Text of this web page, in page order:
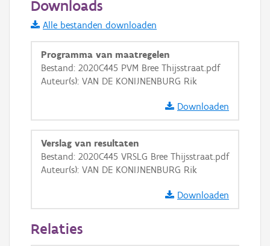
Informatie Vlaanderen
i
+ −
Basis Lagen
Downloads
Alle bestanden downloaden
Programma van maatregelen
Bestand: 2020C445 PVM Bree Thijsstraat.pdf
Auteur(s): VAN DE KONIJNENBURG Rik
Downloaden
Verslag van resultaten
Bestand: 2020C445 VRSLG Bree Thijsstraat.pdf
Auteur(s): VAN DE KONIJNENBURG Rik
Downloaden
Relaties